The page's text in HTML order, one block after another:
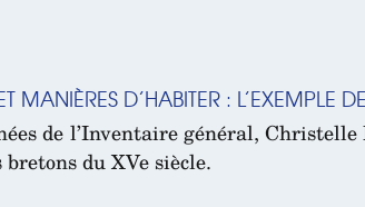
MANIÈRES D’HABITER : L’EXEMPLE
de l’Inventaire général,
du XVe siècle.